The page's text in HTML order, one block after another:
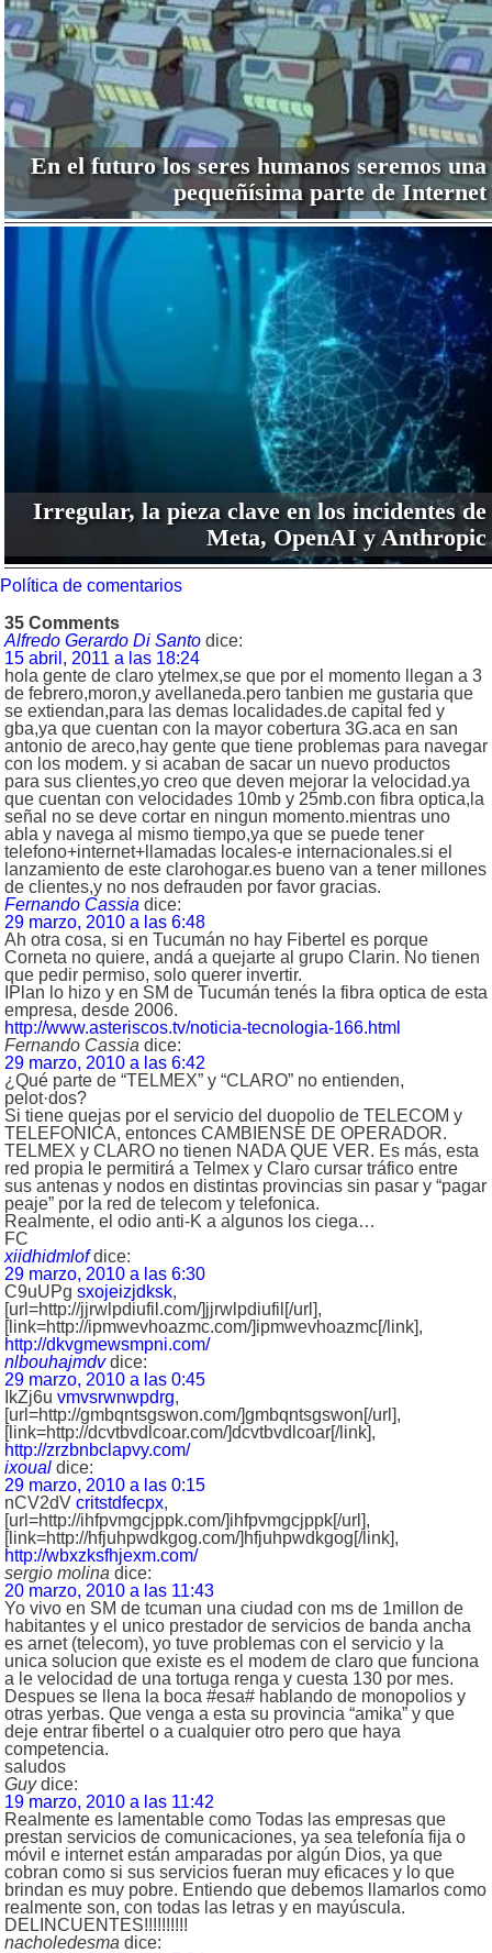
En el futuro los seres humanos seremos una
pequeñísima parte de Internet
Irregular, la pieza clave en los incidentes de
Meta, OpenAI y Anthropic
Política de comentarios
35 Comments
Alfredo Gerardo Di Santo dice:
15 abril, 2011 a las 18:24
hola gente de claro ytelmex,se que por el momento llegan a 3
de febrero,moron,y avellaneda.pero tanbien me gustaria que
se extiendan,para las demas localidades.de capital fed y
gba,ya que cuentan con la mayor cobertura 3G.aca en san
antonio de areco,hay gente que tiene problemas para navegar
con los modem. y si acaban de sacar un nuevo productos
para sus clientes,yo creo que deven mejorar la velocidad.ya
que cuentan con velocidades 10mb y 25mb.con fibra optica,la
señal no se deve cortar en ningun momento.mientras uno
abla y navega al mismo tiempo,ya que se puede tener
telefono+internet+llamadas locales-e internacionales.si el
lanzamiento de este clarohogar.es bueno van a tener millones
de clientes,y no nos defrauden por favor gracias.
Fernando Cassia dice:
29 marzo, 2010 a las 6:48
Ah otra cosa, si en Tucumán no hay Fibertel es porque
Corneta no quiere, andá a quejarte al grupo Clarin. No tienen
que pedir permiso, solo querer invertir.
IPlan lo hizo y en SM de Tucumán tenés la fibra optica de esta
empresa, desde 2006.
http://www.asteriscos.tv/noticia-tecnologia-166.html
Fernando Cassia dice:
29 marzo, 2010 a las 6:42
¿Qué parte de “TELMEX” y “CLARO” no entienden,
pelot·dos?
Si tiene quejas por el servicio del duopolio de TELECOM y
TELEFONICA, entonces CAMBIENSE DE OPERADOR.
TELMEX y CLARO no tienen NADA QUE VER. Es más, esta
red propia le permitirá a Telmex y Claro cursar tráfico entre
sus antenas y nodos en distintas provincias sin pasar y “pagar
peaje” por la red de telecom y telefonica.
Realmente, el odio anti-K a algunos los ciega…
FC
xiidhidmlof dice:
29 marzo, 2010 a las 6:30
C9uUPg sxojeizjdksk,
[url=http://jjrwlpdiufil.com/]jjrwlpdiufil[/url],
[link=http://ipmwevhoazmc.com/]ipmwevhoazmc[/link],
http://dkvgmewsmpni.com/
nlbouhajmdv dice:
29 marzo, 2010 a las 0:45
IkZj6u vmvsrwnwpdrg,
[url=http://gmbqntsgswon.com/]gmbqntsgswon[/url],
[link=http://dcvtbvdlcoar.com/]dcvtbvdlcoar[/link],
http://zrzbnbclapvy.com/
ixoual dice:
29 marzo, 2010 a las 0:15
nCV2dV critstdfecpx,
[url=http://ihfpvmgcjppk.com/]ihfpvmgcjppk[/url],
[link=http://hfjuhpwdkgog.com/]hfjuhpwdkgog[/link],
http://wbxzksfhjexm.com/
sergio molina dice:
20 marzo, 2010 a las 11:43
Yo vivo en SM de tcuman una ciudad con ms de 1millon de
habitantes y el unico prestador de servicios de banda ancha
es arnet (telecom), yo tuve problemas con el servicio y la
unica solucion que existe es el modem de claro que funciona
a le velocidad de una tortuga renga y cuesta 130 por mes.
Despues se llena la boca #esa# hablando de monopolios y
otras yerbas. Que venga a esta su provincia “amika” y que
deje entrar fibertel o a cualquier otro pero que haya
competencia.
saludos
Guy dice:
19 marzo, 2010 a las 11:42
Realmente es lamentable como Todas las empresas que
prestan servicios de comunicaciones, ya sea telefonía fija o
móvil e internet están amparadas por algún Dios, ya que
cobran como si sus servicios fueran muy eficaces y lo que
brindan es muy pobre. Entiendo que debemos llamarlos como
realmente son, con todas las letras y en mayúscula.
DELINCUENTES!!!!!!!!!!
nacholedesma dice: